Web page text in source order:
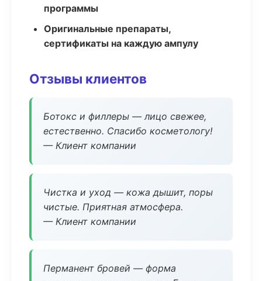
программы
Оригинальные препараты,
сертификаты на каждую ампулу
Отзывы клиентов
Ботокс и филлеры — лицо свежее,
естественно. Спасибо косметологу!
— Клиент компании
Чистка и уход — кожа дышит, поры
чистые. Приятная атмосфера.
— Клиент компании
Перманент бровей — форма